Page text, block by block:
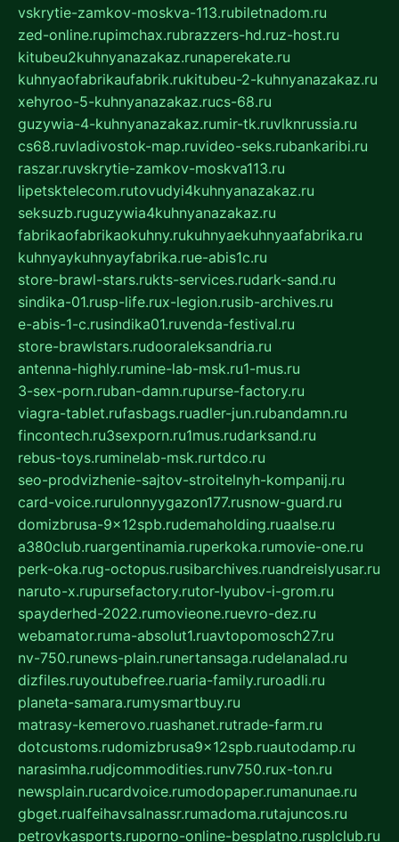
vskrytie-zamkov-moskva-113.rubiletnadom.ru
zed-online.rupimchax.rubrazzers-hd.ruz-host.ru
kitubeu2kuhnyanazakaz.runaperekate.ru
kuhnyaofabrikaufabrik.rukitubeu-2-kuhnyanazakaz.ru
xehyroo-5-kuhnyanazakaz.rucs-68.ru
guzywia-4-kuhnyanazakaz.rumir-tk.ruvlknrussia.ru
cs68.ruvladivostok-map.ruvideo-seks.rubankaribi.ru
raszar.ruvskrytie-zamkov-moskva113.ru
lipetsktelecom.rutovudyi4kuhnyanazakaz.ru
seksuzb.ruguzywia4kuhnyanazakaz.ru
fabrikaofabrikaokuhny.rukuhnyaekuhnyaafabrika.ru
kuhnyaykuhnyayfabrika.rue-abis1c.ru
store-brawl-stars.rukts-services.rudark-sand.ru
sindika-01.rusp-life.rux-legion.rusib-archives.ru
e-abis-1-c.rusindika01.ruvenda-festival.ru
store-brawlstars.rudooraleksandria.ru
antenna-highly.rumine-lab-msk.ru1-mus.ru
3-sex-porn.ruban-damn.rupurse-factory.ru
viagra-tablet.rufasbags.ruadler-jun.rubandamn.ru
fincontech.ru3sexporn.ru1mus.rudarksand.ru
rebus-toys.ruminelab-msk.rurtdco.ru
seo-prodvizhenie-sajtov-stroitelnyh-kompanij.ru
card-voice.rurulonnyygazon177.rusnow-guard.ru
domizbrusa-9x12spb.rudemaholding.ruaalse.ru
a380club.ruargentinamia.ruperkoka.rumovie-one.ru
perk-oka.rug-octopus.rusibarchives.ruandreislyusar.ru
naruto-x.rupursefactory.rutor-lyubov-i-grom.ru
spayderhed-2022.rumovieone.ruevro-dez.ru
webamator.ruma-absolut1.ruavtopomosch27.ru
nv-750.runews-plain.runertansaga.rudelanalad.ru
dizfiles.ruyoutubefree.ruaria-family.ruroadli.ru
planeta-samara.rumysmartbuy.ru
matrasy-kemerovo.ruashanet.rutrade-farm.ru
dotcustoms.rudomizbrusa9x12spb.ruautodamp.ru
narasimha.rudjcommodities.runv750.rux-ton.ru
newsplain.rucardvoice.rumodopaper.rumanunae.ru
gbget.rualfeihavsalnassr.rumadoma.rutajuncos.ru
petrovkasports.ruporno-online-besplatno.rusplclub.ru